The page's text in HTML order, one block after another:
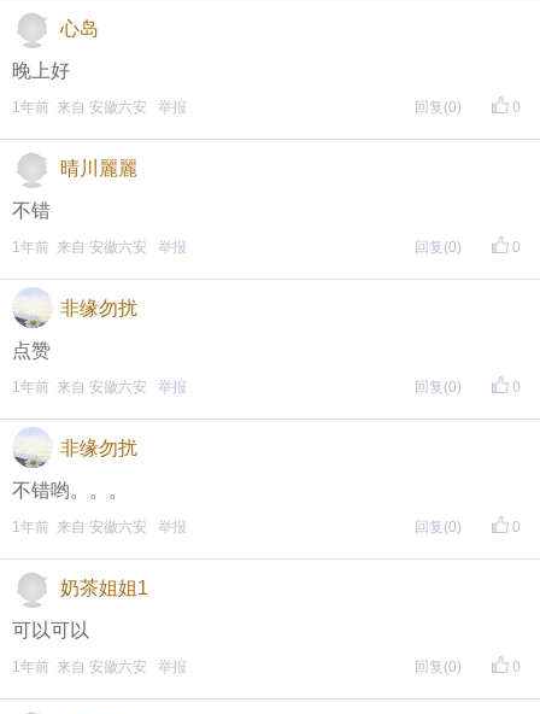
一个听众:我爱的人早在20岁的时候就爱过我了，至于
她25岁的时候是谁的妻子，30岁是谁的母亲，我都祝
她幸福，我的意思是，她不会老去发福，也不会带有
柴米油盐的烟火气息，她永远年轻漂亮，穿着小裙
心岛
晚上好
0
1年前 来自 安徽六安 举报 回复 (0)
晴川麗麗
不错
0
1年前 来自 安徽六安 举报 回复 (0)
非缘勿扰
点赞
0
1年前 来自 安徽六安 举报 回复 (0)
非缘勿扰
不错哟。。。
0
1年前 来自 安徽六安 举报 回复 (0)
奶茶姐姐1
可以可以
0
1年前 来自 安徽六安 举报 回复 (0)